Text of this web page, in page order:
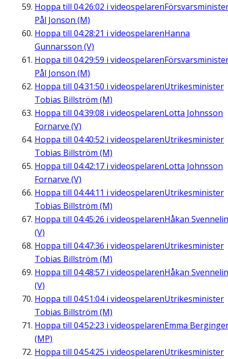
Hoppa till 04:26:02 i videospelaren
Pål Jonson (M)
Hoppa till 04:28:21 i videospelarenHanna
Gunnarsson (V)
Hoppa till 04:29:59 i videospelaren
Pål Jonson (M)
Hoppa till 04:31:50 i videospelarenUtrikesminister
Tobias Billström (M)
Hoppa till 04:39:08 i videospelarenLotta Johnsson
Fornarve (V)
Hoppa till 04:40:52 i videospelarenUtrikesminister
Tobias Billström (M)
Hoppa till 04:42:17 i videospelarenLotta Johnsson
Fornarve (V)
Hoppa till 04:44:11 i videospelarenUtrikesminister
Tobias Billström (M)
Hoppa till 04:45:26 i videospelarenHåkan
(V)
Hoppa till 04:47:36 i videospelarenUtrikesminister
Tobias Billström (M)
Hoppa till 04:48:57 i videospelarenHåkan
(V)
Hoppa till 04:51:04i videospelarenUtrikesminister
Tobias Billström (M)
Hoppa till 04:52:23 i videospelarenEmma
(MP)
Hoppa till 04:54:25 i videospelarenUtrikesminister